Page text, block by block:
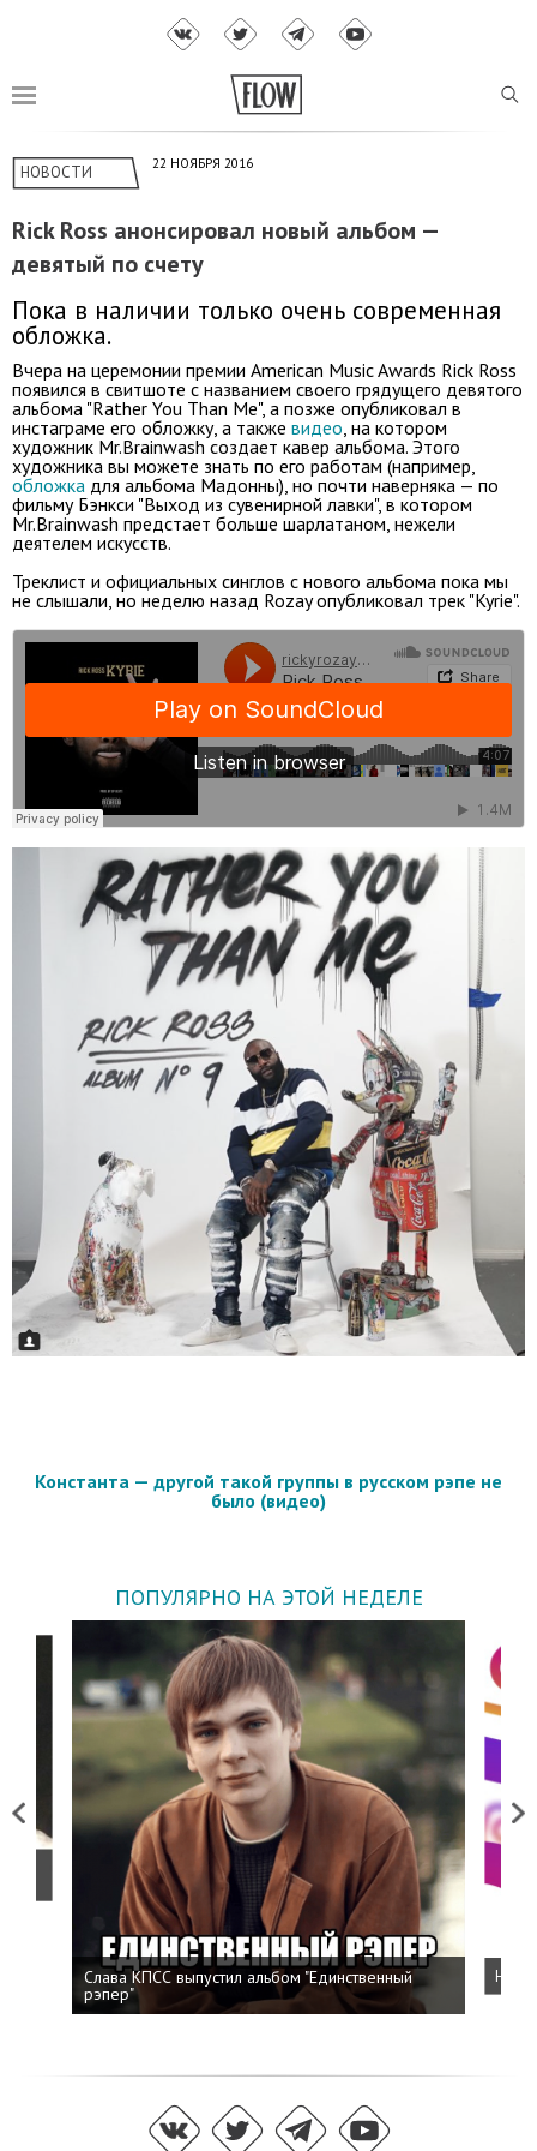
НОВОСТИ 22 НОЯБРЯ 2016
Rick Ross анонсировал новый альбом —
девятый по счету
Пока в наличии только очень современная
обложка.
Вчера на церемонии премии American Music Awards Rick Ross
появился в свитшоте с названием своего грядущего девятого
альбома "Rather You Than Me", а позже опубликовал в
инстаграме его обложку, а также видео , на котором
художник Mr.Brainwash создает кавер альбома. Этого
художника вы можете знать по его работам (например,
обложка для альбома Мадонны), но почти наверняка — по
фильму Бэнкси "Выход из сувенирной лавки", в котором
Mr.Brainwash предстает больше шарлатаном, нежели
деятелем искусств.
Треклист и официальных синглов с нового альбома пока мы
не слышали, но неделю назад Rozay опубликовал трек "Kyrie".
Константа — другой такой группы в русском рэпе не
было (видео)
ПОПУЛЯРНО НА ЭТОЙ НЕДЕЛЕ
Previous
Слава КПСС выпустил альбом "Единственный
рэпер"
Next